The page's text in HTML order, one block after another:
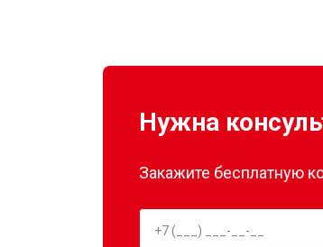
Нужна
Закажите бесплатную